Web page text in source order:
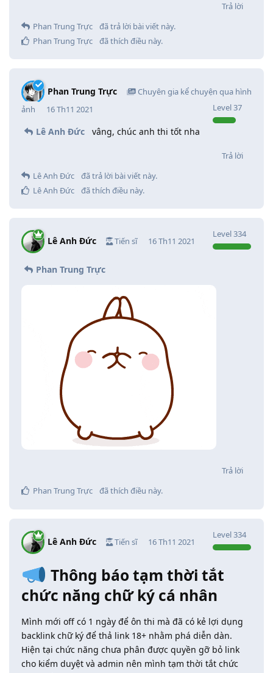
Trả lời
Phan Trung Trực
đã trả lời bài viết này.
Phan Trung Trực
đã thích điều này.
Phan Trung Trực
Chuyên gia kể chuyện qua hình
ảnh
Level37
16 Th11 2021
Lê Anh Đức vâng, chúc anh thi tốt nha
Trả lời
Lê Anh Đức
đã trả lời bài viết này.
Lê Anh Đức
đã thích điều này.
Lê Anh Đức Tiến sĩ
Level334
16 Th11 2021
Phan Trung Trực
Trả lời
Phan Trung Trực
đã thích điều này.
Lê Anh Đức Tiến sĩ
Level334
16 Th11 2021
Thông báo tạm thời tắt
chức năng chữ ký cá nhân
Mình mới off có 1 ngày để ôn thi mà đã có kẻ lợi dụng
backlink chữ ký để thả link 18+ nhằm phá diễn dàn.
Hiện tại chức năng chưa phân được quyền gỡ bỏ link
cho kiểm duyệt và admin nên mình tạm thời tắt chức